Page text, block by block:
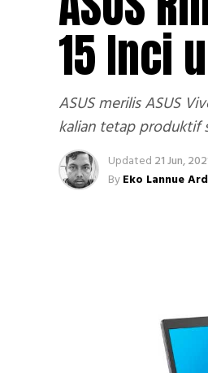
15 Inci
ASUS merilis ASUS
kalian tetap produktif
Updated 21 Jun,
ByEko Lannue